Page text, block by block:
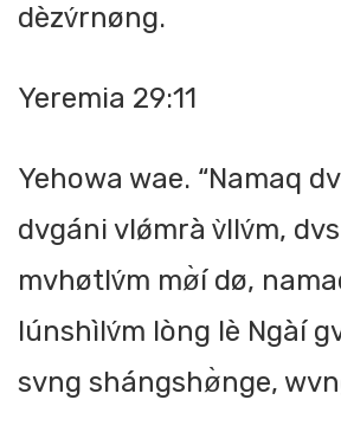
dèzv́rnøng.
Yeremia 29:11
Yehowa wae. “Namaq
dvgáni vlǿmrà v̀llv́m,
mvhøtlv́m mø̀í dø,
lúnshìlv́m lòng lè Ngàí
svng shángshø̀nge,